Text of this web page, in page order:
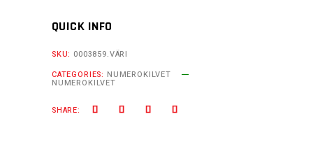
QUICK INFO
SKU: 0003859.VÄRI
CATEGORIES: NUMEROKILVET
NUMEROKILVET
SHARE: